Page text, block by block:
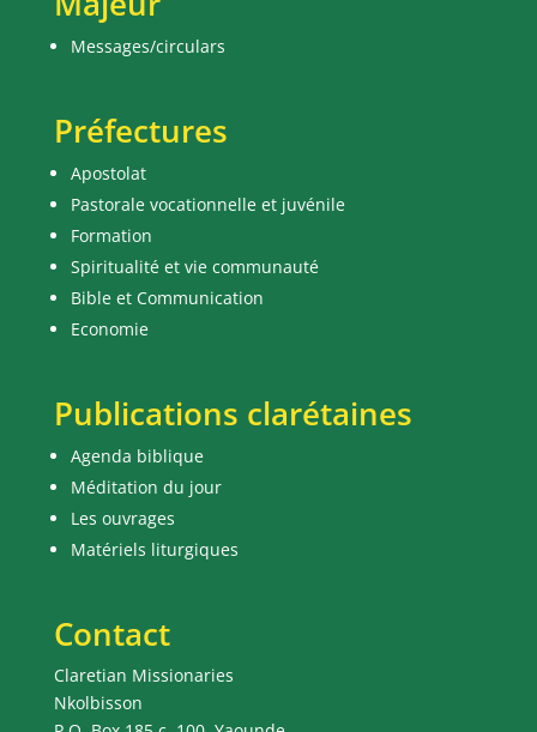
Messages/circulars
Préfectures
Apostolat
Pastorale vocationnelle et juvénile
Formation
Spiritualité et vie communauté
Bible et Communication
Economie
Publications clarétaines
Agenda biblique
Méditation du jour
Les ouvrages
Matériels liturgiques
Contact
Claretian Missionaries
Nkolbisson